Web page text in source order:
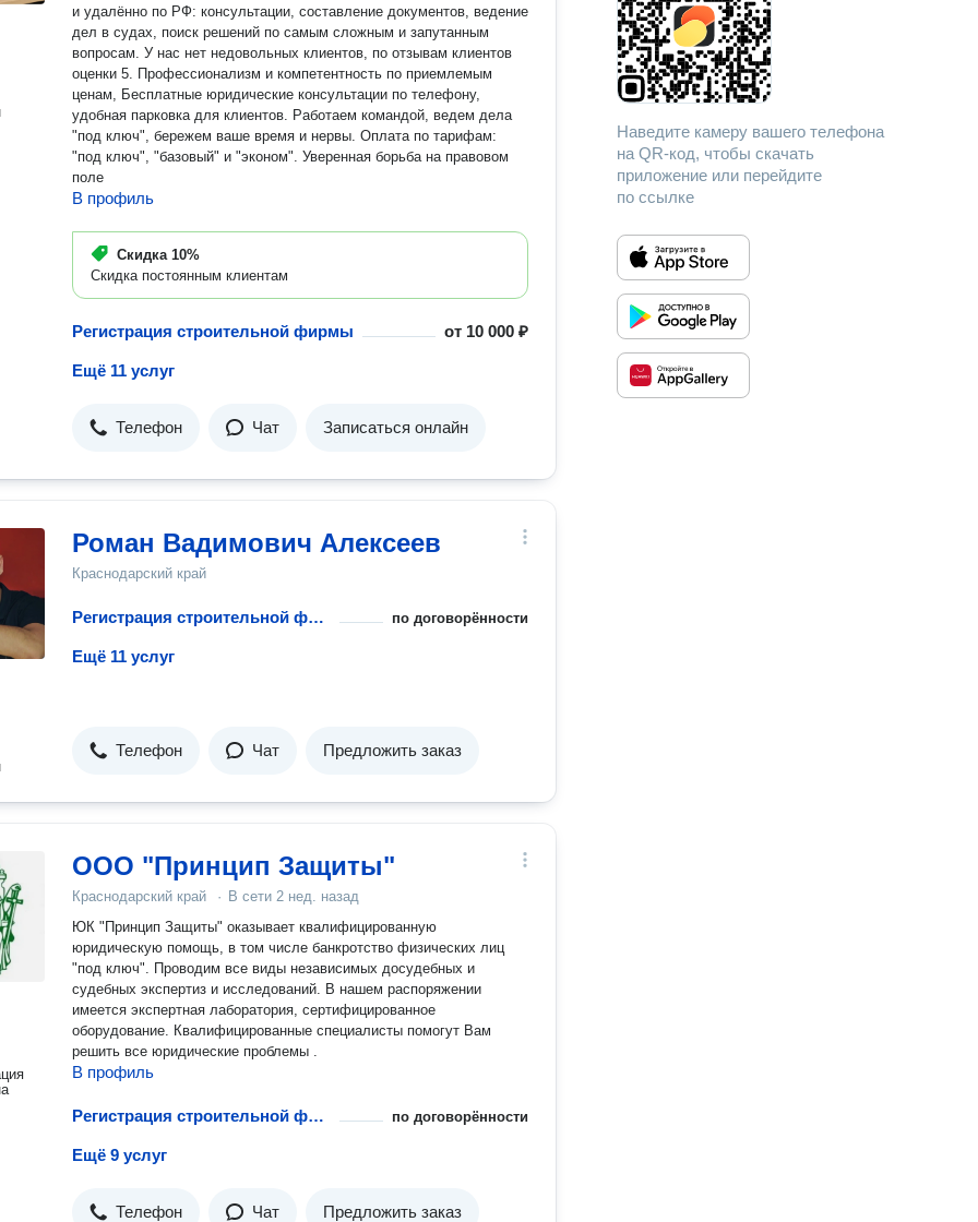
и удалённо по РФ: консультации, составление документов, ведение
дел в судах, поиск решений по самым сложным и запутанным
вопросам. У нас нет недовольных клиентов, по отзывам клиентов
оценки 5. Профессионализм и компетентность по приемлемым
ценам, Бесплатные юридические консультации по телефону,
удобная парковка для клиентов. Работаем командой, ведем дела
"под ключ", бережем ваше время и нервы. Оплата по тарифам:
"под ключ", "базовый" и "эконом". Уверенная борьба на правовом
поле
В профиль
Скидка 10%
Скидка постоянным клиентам
Регистрация строительной фирмы от 10 000 ₽
Ещё 11 услуг
Телефон Чат Записаться онлайн
Роман Вадимович Алексеев
Краснодарский край
Регистрация строительной фирмы по договорённости
Ещё 11 услуг
Телефон Чат Предложить заказ
ООО "Принцип Защиты"
Краснодарский край · В сети 2 нед. назад
ЮК "Принцип Защиты" оказывает квалифицированную
юридическую помощь, в том числе банкротство физических лиц
"под ключ". Проводим все виды независимых досудебных и
судебных экспертиз и исследований. В нашем распоряжении
имеется экспертная лаборатория, сертифицированное
оборудование. Квалифицированные специалисты помогут Вам
решить все юридические проблемы .
В профиль
Регистрация строительной фирмы по договорённости
Ещё 9 услуг
Телефон Чат Предложить заказ
Наведите камеру вашего телефона
на QR-код, чтобы скачать
приложение или перейдите
по ссылке